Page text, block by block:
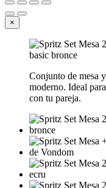
×
Conjunto de mesa
moderno. Ideal
con tu pareja.